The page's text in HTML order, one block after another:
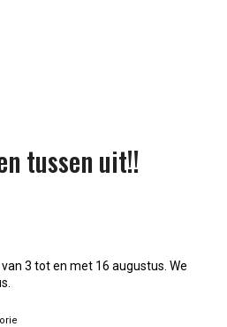
tussen uit!!
3 tot en met 16 augustus. We